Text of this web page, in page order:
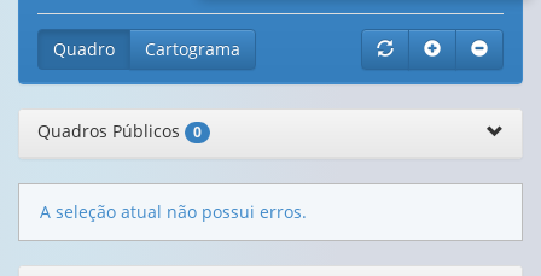
Quadro Cartograma
Quadros Públicos 0
A seleção atual não possui erros.